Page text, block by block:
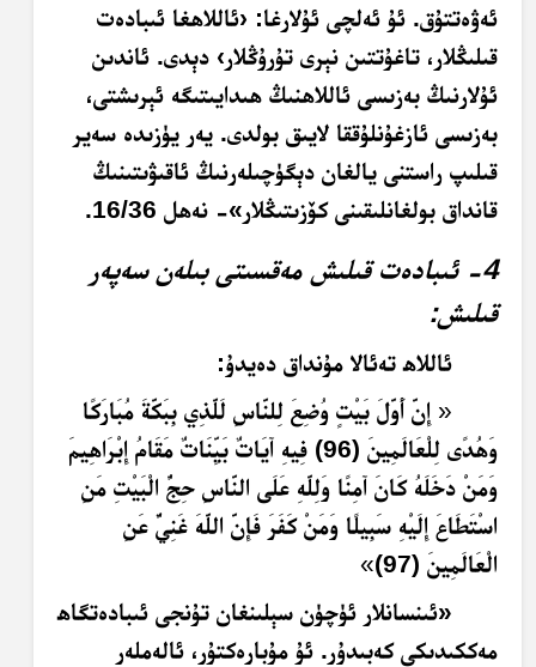
ئەۋەتتۇق. ئۇ ئەلچى ئۇلارغا: ‹ئاللاھغا ئىبادەت
قىلىڭلار، تاغۇتتىن نېرى تۇرۇڭلار› دېدى. ئاندىن
ئۇلارنىڭ بەزىسى ئاللاھنىڭ ھىدايىتىگە ئېرىشتى،
بەزىسى ئازغۇنلۇققا لايىق بولدى. يەر يۈزىدە سەير
قىلىپ راستنى يالغان دېگۈچىلەرنىڭ ئاقىۋىتىنىڭ
قانداق بولغانلىقىنى كۆزىتىڭلار»- نەھل 16/36.
4- ئىبادەت قىلىش مەقسىتى بىلەن سەپەر
قىلىش:
ئاللاھ تەئالا مۇنداق دەيدۇ:
« إِنَّ أَوَّلَ بَيْتٍ وُضِعَ لِلنَّاسِ لَلَّذِي بِبَكَّةَ مُبَارَكًا
وَهُدًى لِلْعَالَمِينَ (96) فِيهِ آيَاتٌ بَيِّنَاتٌ مَقَامُ إِبْرَاهِيمَ
وَمَنْ دَخَلَهُ كَانَ آمِنًا وَلِلَّهِ عَلَى النَّاسِ حِجُّ الْبَيْتِ مَنِ
اسْتَطَاعَ إِلَيْهِ سَبِيلًا وَمَنْ كَفَرَ فَإِنَّ اللَّهَ غَنِيٌّ عَنِ
الْعَالَمِينَ (97)
»
«ئىنسانلار ئۈچۈن سېلىنغان تۇنجى ئىبادەتگاھ
مەككىدىكى كەبىدۇر. ئۇ مۇبارەكتۇر، ئالەملەر